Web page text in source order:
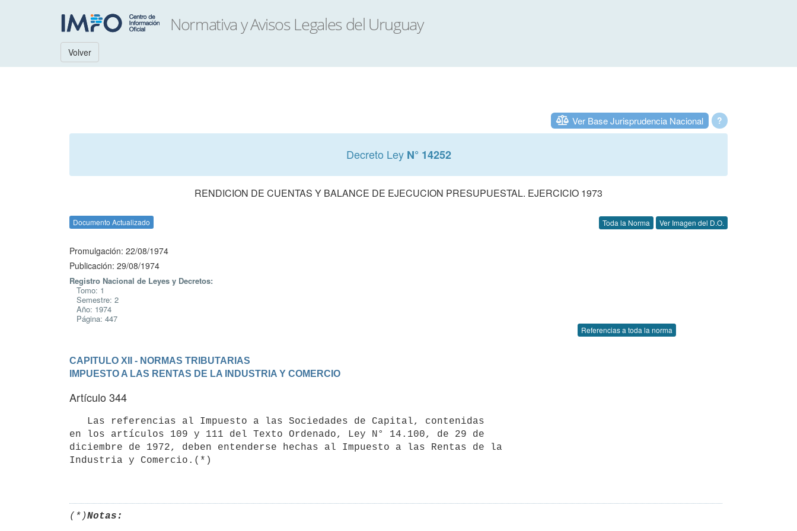
Volver
?
Ver Base Jurisprudencia Nacional
Decreto Ley N° 14252
RENDICION DE CUENTAS Y BALANCE DE EJECUCION PRESUPUESTAL. EJERCICIO 1973
Documento Actualizado Toda la Norma Ver Imagen del D.O.
Promulgación: 22/08/1974
Publicación: 29/08/1974
Registro Nacional de Leyes y Decretos:
Tomo: 1
Semestre: 2
Año: 1974
Página: 447
Referencias a toda la norma
CAPITULO XII - NORMAS TRIBUTARIAS
IMPUESTO A LAS RENTAS DE LA INDUSTRIA Y COMERCIO
Artículo 344
en los artículos 109 y 111 del Texto Ordenado, Ley N° 14.100, de 29 de
diciembre de 1972, deben entenderse hechas al Impuesto a las Rentas de la
Industria y Comercio.(*)
(*)Notas: